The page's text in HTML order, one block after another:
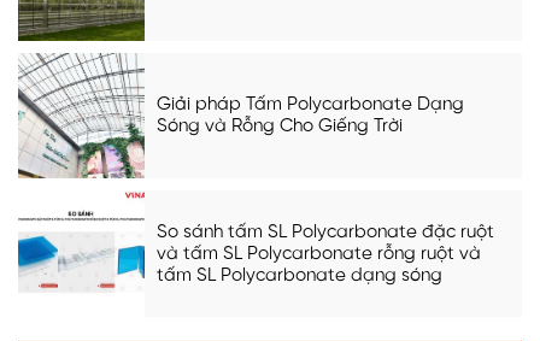
Giải pháp Tấm Polycarbonate Dạng
Sóng và Rỗng Cho Giếng Trời
So sánh tấm SL Polycarbonate đặc ruột
và tấm SL Polycarbonate rỗng ruột và
tấm SL Polycarbonate dạng sóng